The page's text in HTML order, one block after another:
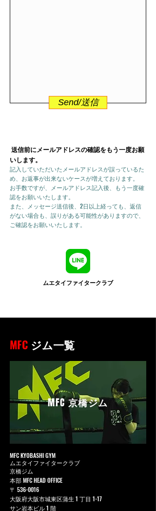
送信前にメールアドレスの確認をもう一度お願
いします。
記入していただいたメールアドレスが誤っているた
め、お返事が出来ないケースが増えております。
お手数ですが、メールアドレス記入後、もう一度確
認をお願いいたします。
また、メッセージ送信後、2日以上経っても、返信
MFCジム一覧
MFC京橋ジム
MFC KYOBASHI GYM
ムエタイファイタークラブ
京橋ジム
本部 MFC HEAD OFFICE